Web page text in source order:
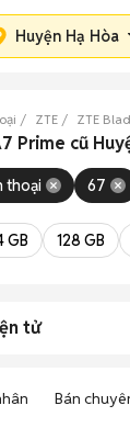
Huyện Hạ Hòa
ZTE ZTE
Prime cũ
thoại 67
GB 128 GB
tử
Bán